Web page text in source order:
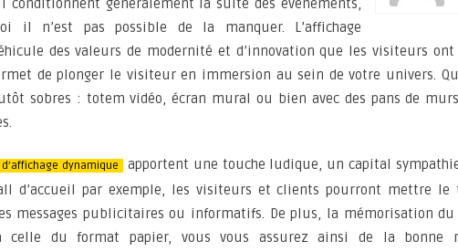
conditionnent généralement la suite des événements,
il n’est pas possible de la manquer. L’affichage
des valeurs de modernité et d’innovation que les visiteurs ont
de plonger le visiteur en immersion au sein de votre univers.
sobres : totem vidéo, écran mural ou bien avec des pans de
dynamique apportent une touche ludique, un capital
d’accueil par exemple, les visiteurs et clients pourront mettre le
messages publicitaires ou informatifs. De plus, la mémorisation du
celle du format papier, vous vous assurez ainsi de la bonne